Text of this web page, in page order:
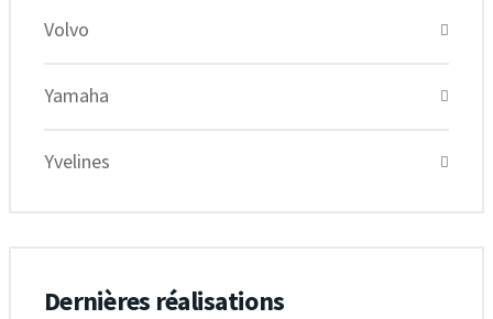
Volvo
Yamaha
Yvelines
Dernières réalisations